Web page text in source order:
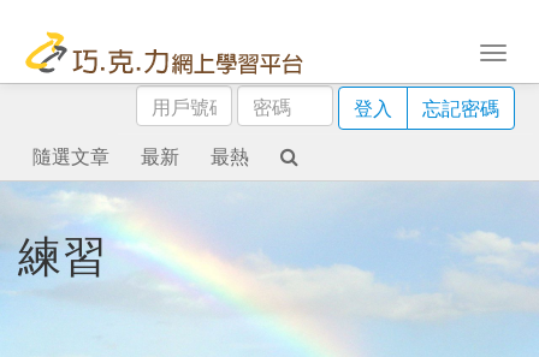
用
戶
號
碼
密
碼
登入
忘記密碼
隨選文章
最新 最熱
練習